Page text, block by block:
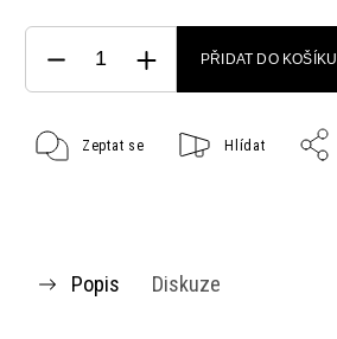
PŘIDAT DO KOŠÍKU
Zeptat se Hlídat
Popis Diskuze